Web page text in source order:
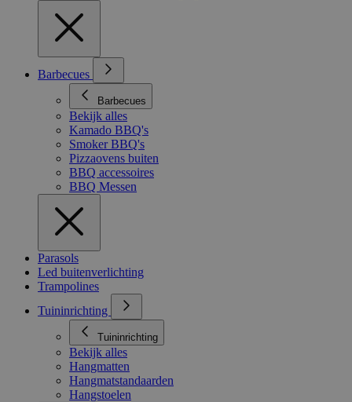
Barbecues
Barbecues
Bekijk alles
Kamado BBQ's
Smoker BBQ's
Pizzaovens buiten
BBQ accessoires
BBQ Messen
Parasols
Led buitenverlichting
Trampolines
Tuininrichting
Tuininrichting
Bekijk alles
Hangmatten
Hangmatstandaarden
Hangstoelen